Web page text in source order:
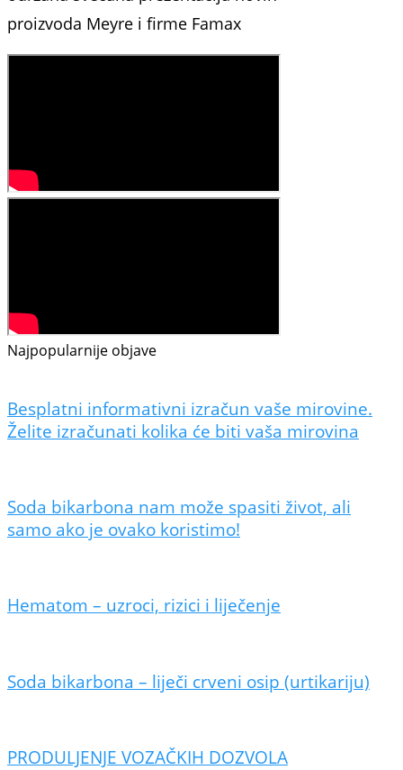
proizvoda Meyre i firme Famax
Najpopularnije objave
Besplatni informativni izračun vaše mirovine.
Želite izračunati kolika će biti vaša mirovina
Soda bikarbona nam može spasiti život, ali
samo ako je ovako koristimo!
Hematom – uzroci, rizici i liječenje
Soda bikarbona – liječi crveni osip (urtikariju)
PRODULJENJE VOZAČKIH DOZVOLA